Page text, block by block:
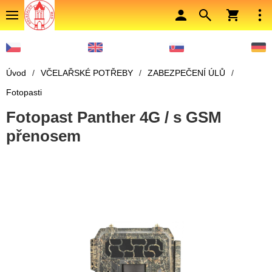
Úvod / VČELAŘSKÉ POTŘEBY / ZABEZPEČENÍ ÚLŮ
/
Fotopasti
Fotopast Panther 4G / s GSM
přenosem